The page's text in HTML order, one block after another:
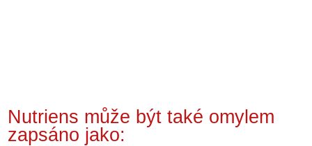
Nutriens může být také omylem
zapsáno jako: